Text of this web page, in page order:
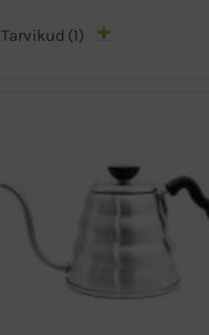
Tarvikud (1)